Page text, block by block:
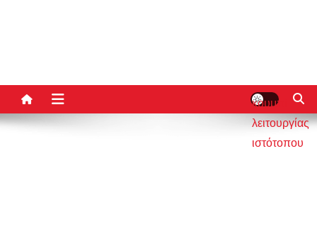
κουμπί
λειτουργίας
ιστότοπου